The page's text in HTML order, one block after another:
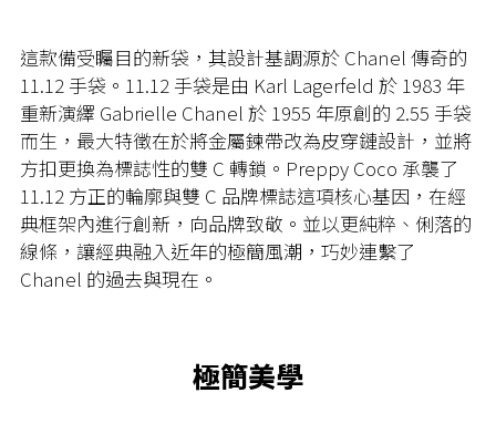
這款備受矚目的新袋，其設計基調源於 Chanel 傳奇的
11.12 手袋。 11.12 手袋是由 Karl Lagerfeld 於 1983 年
重新演繹 Gabrielle Chanel 於 1955 年原創的 2.55 手袋
而生，最大特徵在於將金屬鍊帶改為皮穿鏈設計，並將
方扣更換為標誌性的雙 C 轉鎖。Preppy Coco 承襲了
11.12 方正的輪廓與雙 C 品牌標誌這項核心基因，在經
典框架內進行創新，向品牌致敬。並以更純粹、俐落的
線條，讓經典融入近年的極簡風潮，巧妙連繫了
Chanel 的過去與現在。
極簡美學